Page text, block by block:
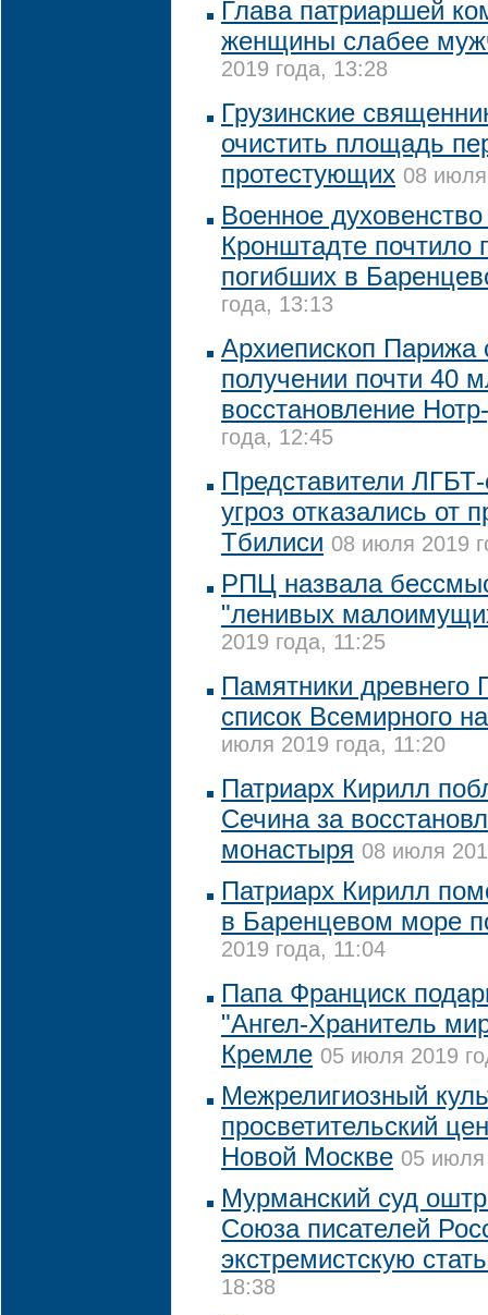
Глава патриаршей
женщины слабее
2019 года, 13:28
Грузинские
очистить площадь
протестующих 08
Военное
Кронштадте почтило
погибших в
года, 13:13
Архиепископ
получении почти 40
восстановление
года, 12:45
Представители
угроз отказались от
Тбилиси 08 июля 2019
РПЦ назвала
"ленивых
2019 года, 11:25
Памятники древнего
список Всемирного
июля 2019 года, 11:20
Патриарх Кирилл
Сечина за
монастыря 08 июля
Патриарх Кирилл
в Баренцевом море
2019 года, 11:04
Папа Франциск
"Ангел-Хранитель
Кремле 05 июля 2019
Межрелигиозный
просветительский
Новой Москве 05 июля
Мурманский суд
Союза писателей
экстремистскую
18:38